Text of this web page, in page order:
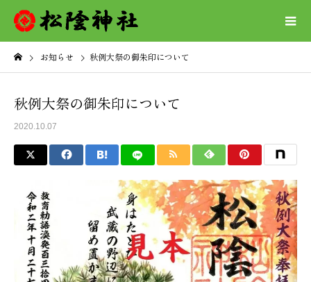
お知らせ 秋例大祭の御朱印について
秋例大祭の御朱印について
2020.10.07